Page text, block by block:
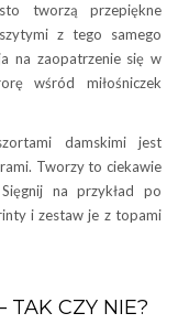
tworzą przepiękne
z tego samego
na zaopatrzenie się w
wśród miłośniczek
damskimi jest
Tworzy to ciekawie
na przykład po
i zestaw je z topami
TAK CZY NIE?